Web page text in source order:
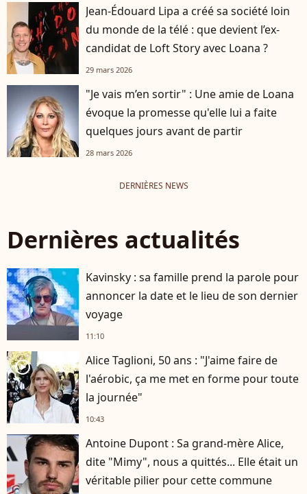
Jean-Édouard Lipa a créé sa société loin
du monde de la télé : que devient l’ex-
candidat de Loft Story avec Loana ?
29 mars 2026
"Je vais m’en sortir" : Une amie de Loana
évoque la promesse qu'elle lui a faite
quelques jours avant de partir
28 mars 2026
DERNIÈRES NEWS
Dernières actualités
Kavinsky : sa famille prend la parole pour
annoncer la date et le lieu de son dernier
voyage
11:10
player2
Alice Taglioni, 50 ans : "J'aime faire de
l'aérobic, ça me met en forme pour toute
la journée"
10:43
Antoine Dupont : Sa grand-mère Alice,
dite "Mimy", nous a quittés... Elle était un
véritable pilier pour cette commune